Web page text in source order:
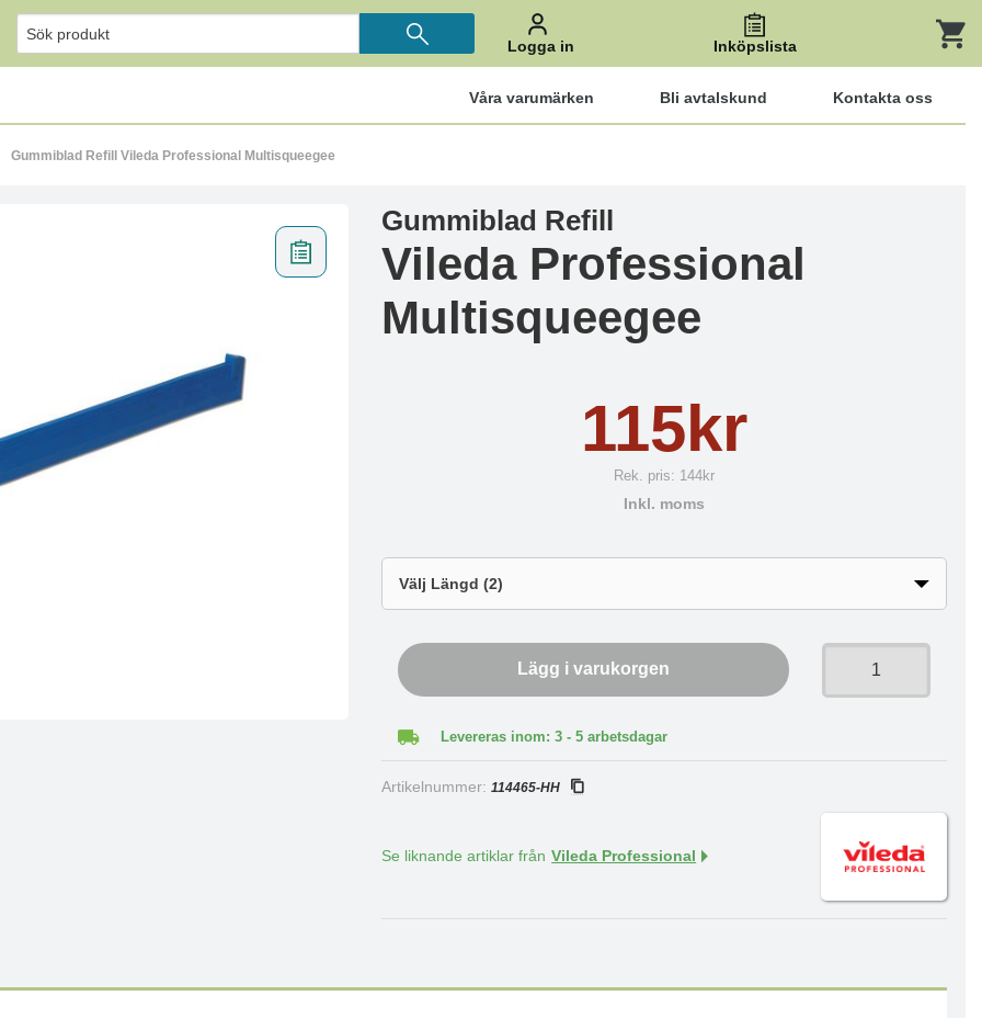
Logga in Inköpslista
Våra varumärken Bli avtalskund Kontakta oss
Gummiblad Refill Vileda Professional Multisqueegee
Gummiblad Refill
Vileda Professional
Multisqueegee
115kr
Rek. pris: 144kr
Inkl. moms
Lägg i varukorgen
Levereras inom: 3 - 5 arbetsdagar
Artikelnummer:114465-HH
Se liknande artiklar från Vileda Professional